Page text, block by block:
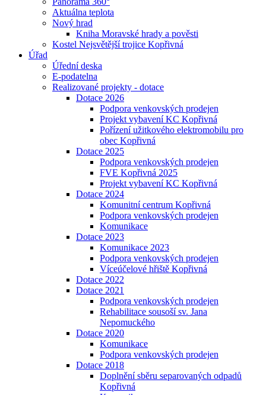
Aktuálna teplota
Nový hrad
Kniha Moravské hrady a pověsti
Kostel Nejsvětější trojice Kopřivná
Úřad
Úřední deska
E-podatelna
Realizované projekty - dotace
Dotace 2026
Podpora venkovských prodejen
Projekt vybavení KC Kopřivná
Pořízení užitkového elektromobilu pro
obec Kopřivná
Dotace 2025
Podpora venkovských prodejen
FVE Kopřivná 2025
Projekt vybavení KC Kopřivná
Dotace 2024
Komunitní centrum Kopřivná
Podpora venkovských prodejen
Komunikace
Dotace 2023
Komunikace 2023
Podpora venkovských prodejen
Víceúčelové hřiště Kopřivná
Dotace 2022
Dotace 2021
Podpora venkovských prodejen
Rehabilitace sousoší sv. Jana
Nepomuckého
Dotace 2020
Komunikace
Podpora venkovských prodejen
Dotace 2018
Doplnění sběru separovaných odpadů
Kopřivná